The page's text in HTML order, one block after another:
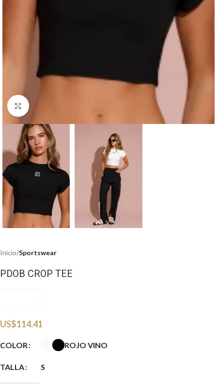
Haga clic para ampliar
Inicio Sportswear
PDOB CROP TEE
US$114.41
COLOR ROJO VINO
TALLA S